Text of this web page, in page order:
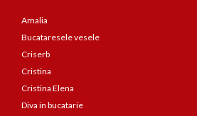
Amalia
Bucataresele vesele
Criserb
Cristina
Cristina Elena
Diva in bucatarie